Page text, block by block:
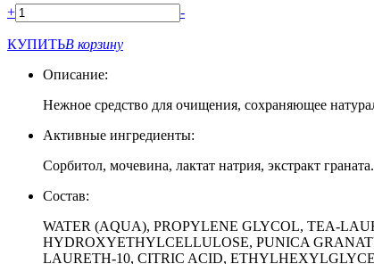
+ -
КУПИТЬВ корзину
Описание:
Нежное средство для очищения, сохраняющее
Активные ингредиенты:
Сорбитол, мочевина, лактат натрия, экстракт граната.
Состав:
WATER (AQUA), PROPYLENE GLYCOL, TEA-
HYDROXYETHYLCELLULOSE, PUNICA
LAURETH-10, CITRIC ACID,